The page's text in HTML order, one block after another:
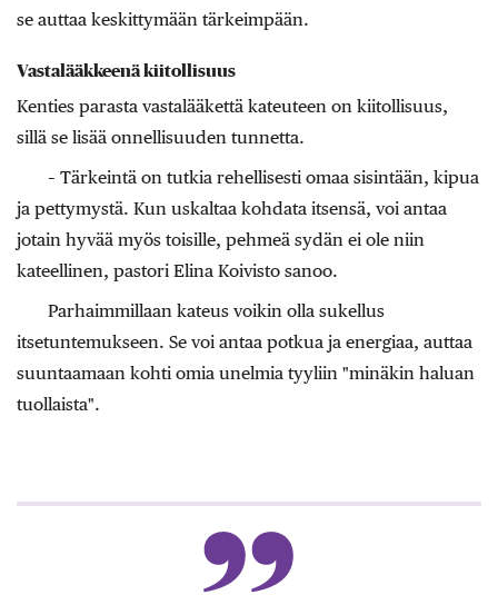
se auttaa keskittymään tärkeimpään.
Vastalääkkeenä kiitollisuus
Kenties parasta vastalääkettä kateuteen on kiitollisuus,
sillä se lisää onnellisuuden tunnetta.
– Tärkeintä on tutkia rehellisesti omaa sisintään, kipua
ja pettymystä. Kun uskaltaa kohdata itsensä, voi antaa
jotain hyvää myös toisille, pehmeä sydän ei ole niin
kateellinen, pastori Elina Koivisto sanoo.
Parhaimmillaan kateus voikin olla sukellus
itsetuntemukseen. Se voi antaa potkua ja energiaa, auttaa
suuntaamaan kohti omia unelmia tyyliin "minäkin haluan
tuollaista".